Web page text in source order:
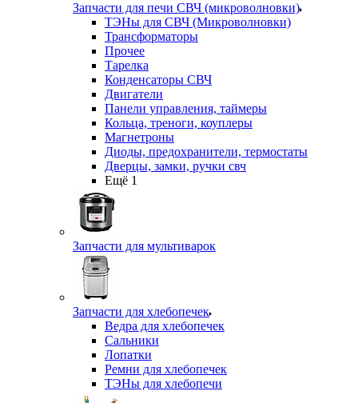
Запчасти для печи СВЧ (микроволновки)
ТЭНы для СВЧ (Микроволновки)
Трансформаторы
Прочее
Тарелка
Конденсаторы СВЧ
Двигатели
Панели управления, таймеры
Кольца, треноги, коуплеры
Магнетроны
Диоды, предохранители, термостаты
Дверцы, замки, ручки свч
Ещё 1
Запчасти для мультиварок
Запчасти для хлебопечек
Ведра для хлебопечек
Сальники
Лопатки
Ремни для хлебопечек
ТЭНы для хлебопечи